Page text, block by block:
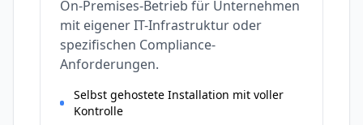
On-Premises-Betrieb für Unternehmen
mit eigener IT-Infrastruktur oder
spezifischen Compliance-
Anforderungen.
Selbst gehostete Installation mit voller
Kontrolle